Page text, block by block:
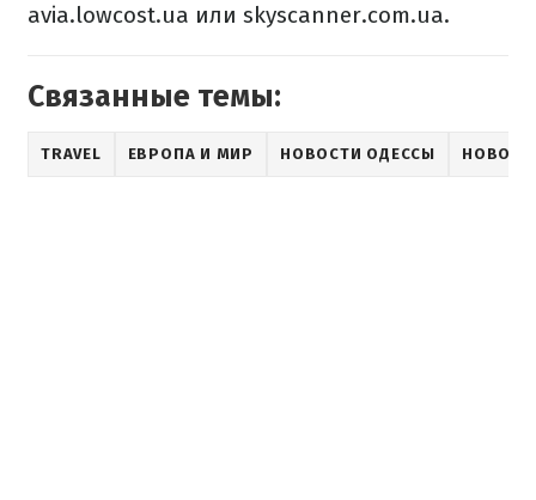
avia.lowcost.ua или skyscanner.com.ua.
Связанные темы:
TRAVEL ЕВРОПА И МИР НОВОСТИ ОДЕССЫ